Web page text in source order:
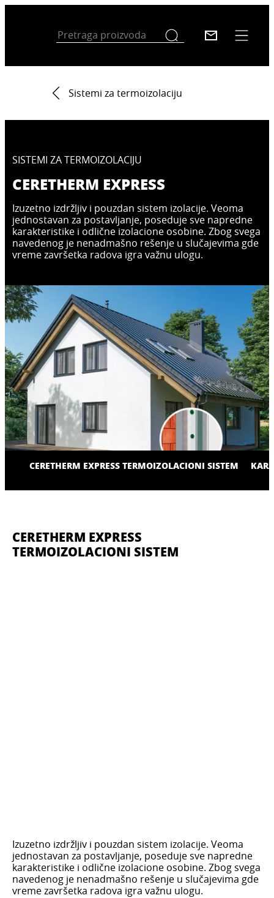
Sistemi za termoizolaciju
SISTEMI ZA TERMOIZOLACIJU
CERETHERM EXPRESS
Izuzetno izdržljiv i pouzdan sistem izolacije. Veoma
jednostavan za postavljanje, poseduje sve napredne
karakteristike i odlične izolacione osobine. Zbog svega
navedenog je nenadmašno rešenje u slučajevima gde
vreme završetka radova igra važnu ulogu.
CERETHERM EXPRESS TERMOIZOLACIONI SISTEM
CERETHERM EXPRESS
TERMOIZOLACIONI SISTEM
Izuzetno izdržljiv i pouzdan sistem izolacije. Veoma
jednostavan za postavljanje, poseduje sve napredne
karakteristike i odlične izolacione osobine. Zbog svega
navedenog je nenadmašno rešenje u slučajevima gde
vreme završetka radova igra važnu ulogu.